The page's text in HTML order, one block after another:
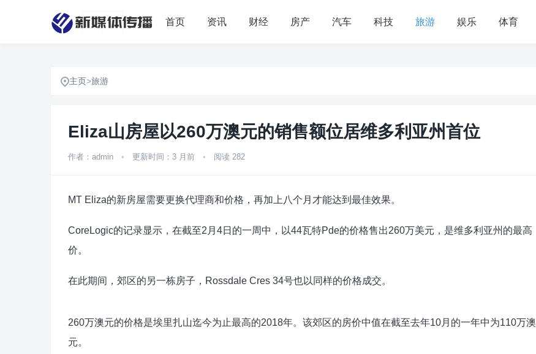
首页 资讯 财经 房产 汽车 科技 旅游 娱乐 体育
主页>旅游
Eliza山房屋以260万澳元的销售额位居维多利亚州首位
作者：admin • 更新时间：3 月前 • 阅读 282
MT Eliza的新房屋需要更换代理商和价格，再加上八个月才能达到最佳效果。
CoreLogic的记录显示，在截至2月4日的一周中，以44瓦特Pde的价格售出260万美元，是维多利亚州的最高
价。
在此期间，郊区的另一栋房子，Rossdale Cres 34号也以同样的价格成交。
260万澳元的价格是埃里扎山迄今为止最高的2018年。该郊区的房价中值在截至去年10月的一年中为110万澳
元。